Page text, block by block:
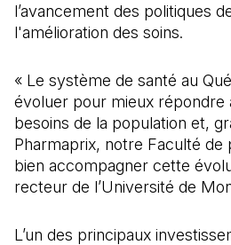
l’avancement des politiques
l'amélioration des soins.
« Le système de santé au
évoluer pour mieux répondre
besoins de la population et,
Pharmaprix, notre Faculté de
bien accompagner cette
recteur de l’Université de
L’un des principaux